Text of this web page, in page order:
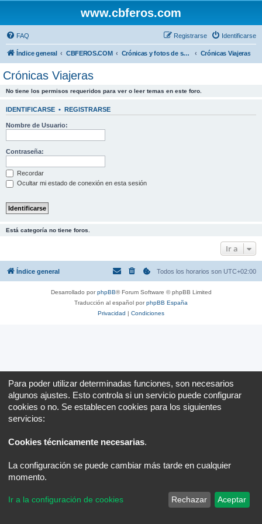
www.cbferos.com
FAQ Identificarse
Registrarse
Índice general CBFEROS.COM Crónicas y fotos de salidas Crónicas Viajeras
Crónicas Viajeras
No tiene los permisos requeridos para ver o leer temas en este foro.
IDENTIFICARSE • REGISTRARSE
Nombre de Usuario:
Contraseña:
Recordar
Ocultar mi estado de conexión en esta sesión
Está categoría no tiene foros.
Ir a
Índice general Todos los horarios son UTC+02:00
Desarrollado porphpBB® Forum Software © phpBB Limited
Traducción al español porphpBB España
Privacidad | Condiciones
Para poder utilizar determinadas funciones, son necesarios
algunos ajustes. Esto controla si un servicio puede configurar
cookies o no. Se establecen cookies para los siguientes
servicios:
Cookies técnicamente necesarias.
La configuración se puede cambiar más tarde en cualquier
momento.
Ir a la configuración de cookies Rechazar Aceptar